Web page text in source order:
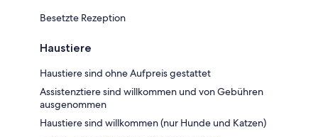
Besetzte Rezeption
Haustiere
Haustiere sind ohne Aufpreis gestattet
Assistenztiere sind willkommen und von Gebühren
ausgenommen
Haustiere sind willkommen (nur Hunde und Katzen)